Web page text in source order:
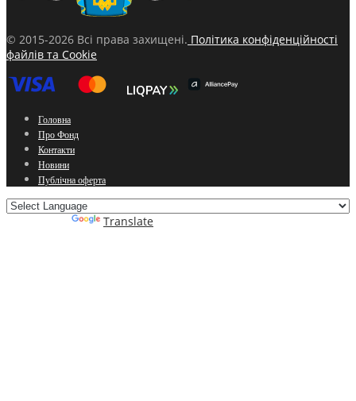
© 2015-2026 Всі права захищені. Політика конфіденційності
файлів та Cookie
Головна
Про Фонд
Контакти
Новини
Публічна оферта
Translate